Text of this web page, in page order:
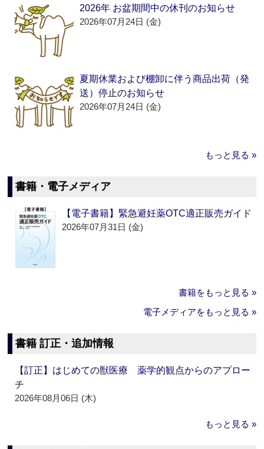
2026年 お盆期間中の休刊のお知らせ
2026年07月24日 (金)
夏期休業および棚卸に伴う商品出荷（発
送）停止のお知らせ
2026年07月24日 (金)
もっと見る »
書籍・電子メディア
【電子書籍】緊急避妊薬OTC適正販売ガイド
2026年07月31日 (金)
書籍をもっと見る »
電子メディアをもっと見る »
書籍 訂正・追加情報
【訂正】はじめての獣医療 薬学的観点からのアプロー
チ
2026年08月06日 (木)
もっと見る »